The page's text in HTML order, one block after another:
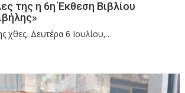
της η 6η Έκθεση Βιβλίου
χθες, Δευτέρα 6 Ιουλίου,...